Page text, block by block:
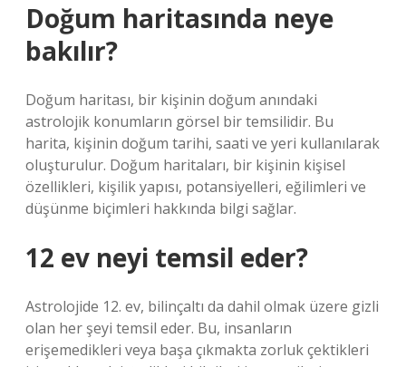
Doğum haritasında neye
bakılır?
Doğum haritası, bir kişinin doğum anındaki
astrolojik konumların görsel bir temsilidir. Bu
harita, kişinin doğum tarihi, saati ve yeri kullanılarak
oluşturulur. Doğum haritaları, bir kişinin kişisel
özellikleri, kişilik yapısı, potansiyelleri, eğilimleri ve
düşünme biçimleri hakkında bilgi sağlar.
12 ev neyi temsil eder?
Astrolojide 12. ev, bilinçaltı da dahil olmak üzere gizli
olan her şeyi temsil eder. Bu, insanların
erişemedikleri veya başa çıkmakta zorluk çektikleri